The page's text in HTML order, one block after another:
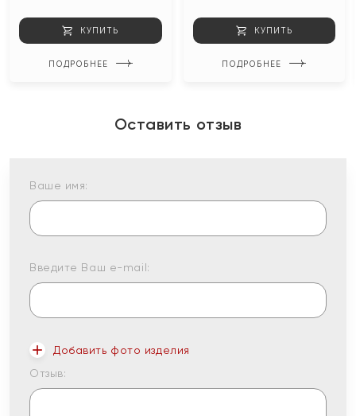
КУПИТЬ
ПОДРОБНЕЕ
КУПИТЬ
ПОДРОБНЕЕ
Оставить отзыв
Ваше имя:
Введите Ваш e-mail:
Добавить фото изделия
Отзыв: